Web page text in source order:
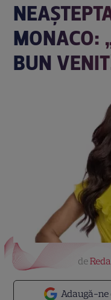
MONACO:
BUN
Adaugă-ne
de